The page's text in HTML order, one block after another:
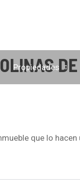
Propiedades
que lo hacen